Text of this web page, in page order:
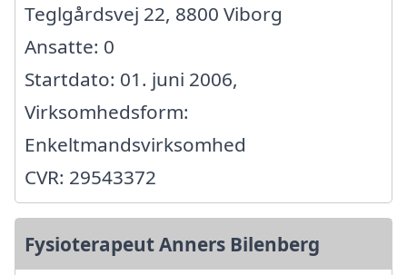
Teglgårdsvej 22, 8800 Viborg
Ansatte: 0
Startdato: 01. juni 2006,
Virksomhedsform:
Enkeltmandsvirksomhed
CVR: 29543372
Fysioterapeut Anners Bilenberg